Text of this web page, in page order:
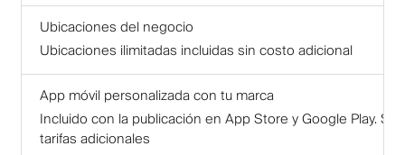
Ubicaciones del negocio
Ubicaciones ilimitadas incluidas sin costo adicional
App móvil personalizada con tu marca
Incluido con la publicación en App Store y Google Play. Sin
tarifas adicionales